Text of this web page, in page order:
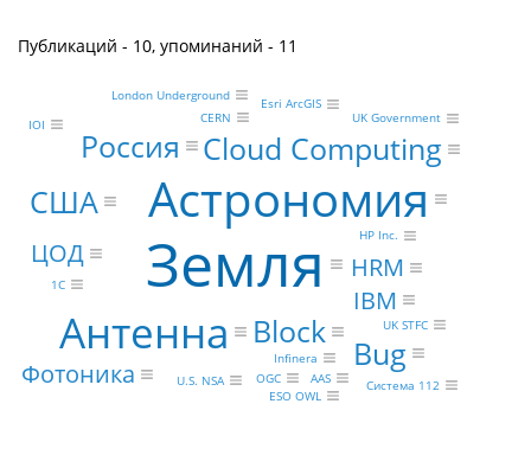
Публикаций - 10, упоминаний - 11
Земля
Астрономия
Антенна Block
Bug
Cloud Computing
Россия
США
IBM
ЦОД HRM
Фотоника
HP Inc.
1С
Infinera
U.S. NSA
UK Government
OGC
ESO OWL
Система 112
Esri ArcGIS
London Underground
UK STFC
CERN
AAS
IOI